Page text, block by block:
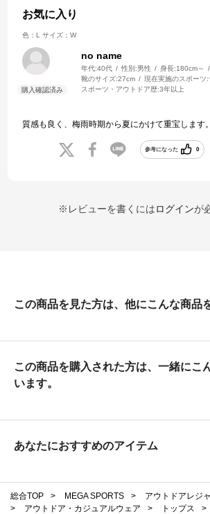
お気に入り
色：L サイズ：W
no name
年代:40代 性別:男性 身長:180cm～
靴のサイズ:27cm 現在実施のスポーツ:
スポーツ・アウトドア歴:3年以上
質感も良く、梅雨時期から夏にかけて重宝します。
参考になった 0
※レビューを書くにはログインが
この商品を見た方は、他にこんな商品
この商品を購入された方は、一緒にこ
います。
あなたにおすすめのアイテム
総合TOP > MEGA SPORTS >
アウトドアレジ
>
アウトドア・カジュアルウェア > トップス >